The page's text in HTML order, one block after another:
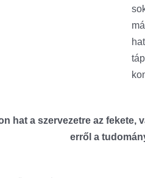
hat a szervezetre az
erről a